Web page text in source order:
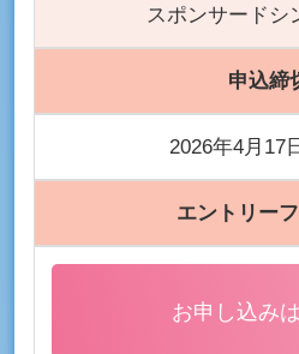
スポンサードシ
申込締
2026年4月17
エントリー
お申し込み